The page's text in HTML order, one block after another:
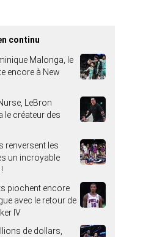
continu
Malonga, le
encore à New
LeBron
le créateur des
renversent les
un incroyable
piochent encore
avec le retour de
IV
de dollars,